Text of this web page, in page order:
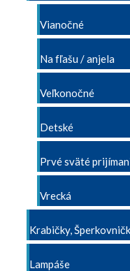
Vianočné
Na fľašu / anjela
Veľkonočné
Detské
Prvé sväté
Vrecká
Krabičky,
Lampáše